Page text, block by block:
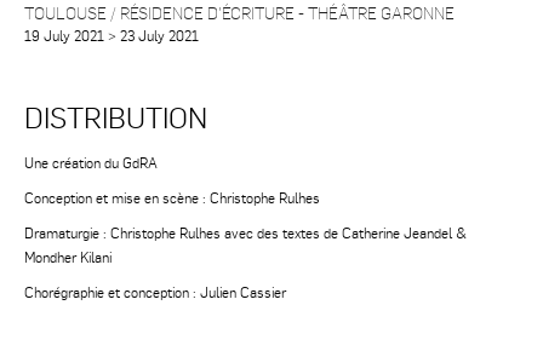
TOULOUSE / RÉSIDENCE D'ÉCRITURE-THÉÂTRE GARONNE
19 July 2021 > 23 July 2021
DISTRIBUTION
Une création du GdRA
Conception et mise en scène : Christophe Rulhes
Dramaturgie : Christophe Rulhes avec des textes de Catherine Jeandel &
Mondher Kilani
Chorégraphie et conception : Julien Cassier